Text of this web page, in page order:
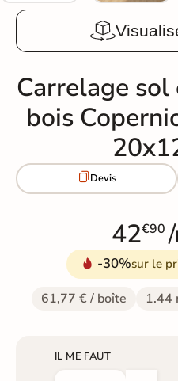
Carrelage
bois
Devis
42€90
-30%sur le
61,77 € / boîte 1.44
IL ME FAUT